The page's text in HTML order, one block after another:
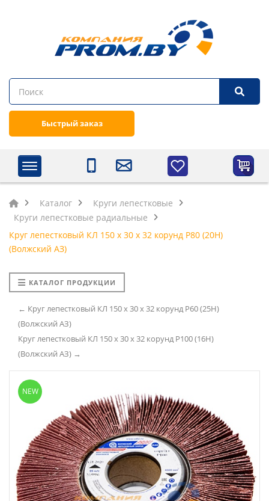
Быстрый заказ
Каталог
Круги лепестковые
Круги лепестковые радиальные
Круг лепестковый КЛ 150 х 30 х 32 корунд P80 (20H)
(Волжский АЗ)
КАТАЛОГ ПРОДУКЦИИ
← Круг лепестковый КЛ 150 х 30 х 32 корунд P60 (25H)
(Волжский АЗ)
Круг лепестковый КЛ 150 х 30 х 32 корунд P100 (16H)
(Волжский АЗ) →
NEW